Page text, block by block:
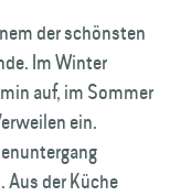
der schönsten
Im Winter
auf, im Sommer
ein.
Aus der Küche